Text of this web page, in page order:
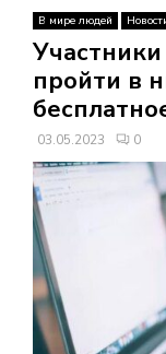
О
В
Н
О
Е
М
В мире людей
пройти в
03.05.2023 0